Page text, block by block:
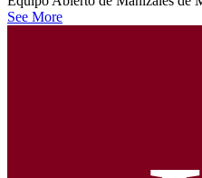
See More